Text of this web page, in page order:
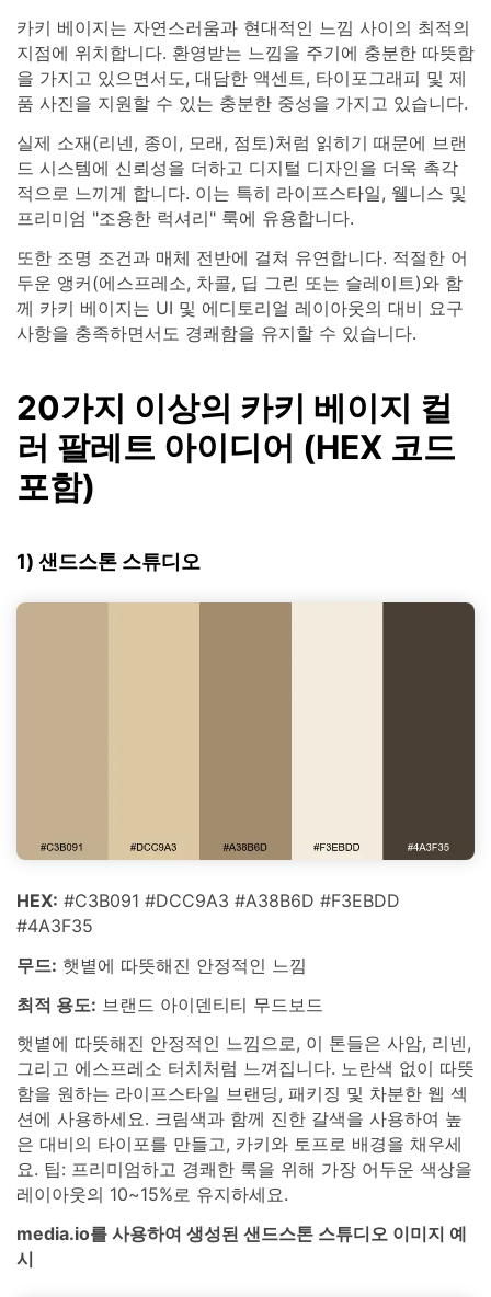
카키 베이지는 자연스러움과 현대적인 느낌 사이의 최적의
지점에 위치합니다. 환영받는 느낌을 주기에 충분한 따뜻함
을 가지고 있으면서도, 대담한 액센트, 타이포그래피 및 제
품 사진을 지원할 수 있는 충분한 중성을 가지고 있습니다.
실제 소재(리넨, 종이, 모래, 점토)처럼 읽히기 때문에 브랜
드 시스템에 신뢰성을 더하고 디지털 디자인을 더욱 촉각
적으로 느끼게 합니다. 이는 특히 라이프스타일, 웰니스 및
프리미엄 "조용한 럭셔리" 룩에 유용합니다.
또한 조명 조건과 매체 전반에 걸쳐 유연합니다. 적절한 어
두운 앵커(에스프레소, 차콜, 딥 그린 또는 슬레이트)와 함
께 카키 베이지는 UI 및 에디토리얼 레이아웃의 대비 요구
사항을 충족하면서도 경쾌함을 유지할 수 있습니다.
20가지 이상의 카키 베이지 컬
러 팔레트 아이디어 (HEX 코드
포함)
1) 샌드스톤 스튜디오
HEX: #C3B091 #DCC9A3 #A38B6D #F3EBDD
#4A3F35
무드: 햇볕에 따뜻해진 안정적인 느낌
최적 용도: 브랜드 아이덴티티 무드보드
햇볕에 따뜻해진 안정적인 느낌으로, 이 톤들은 사암, 리넨,
그리고 에스프레소 터치처럼 느껴집니다. 노란색 없이 따뜻
함을 원하는 라이프스타일 브랜딩, 패키징 및 차분한 웹 섹
션에 사용하세요. 크림색과 함께 진한 갈색을 사용하여 높
은 대비의 타이포를 만들고, 카키와 토프로 배경을 채우세
요. 팁: 프리미엄하고 경쾌한 룩을 위해 가장 어두운 색상을
레이아웃의 10~15%로 유지하세요.
media.io를 사용하여 생성된 샌드스톤 스튜디오 이미지 예
시